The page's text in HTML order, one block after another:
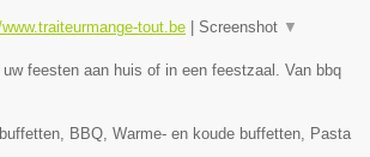
tout.be Screenshot ▼
feesten aan huis of in een feestzaal. Van bbq
BBQ, Warme- en koude buffetten, Pasta